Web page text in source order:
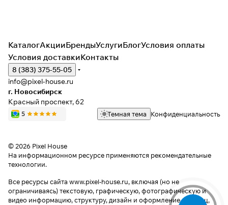
КаталогАкцииБрендыУслугиБлогУсловия оплаты
Условия доставкиКонтакты
8 (383) 375-55-05
info@pixel-house.ru
г. Новосибирск
Красный проспект, 62
Темная тема Конфиденциальность
© 2026 Pixel House
На информационном ресурсе применяются рекомендательные
технологии.
Все ресурсы сайта www.pixel-house.ru, включая (но не
ограничиваясь) текстовую, графическую, фотографическую и
видео информацию, структуру, дизайн и оформление страниц,